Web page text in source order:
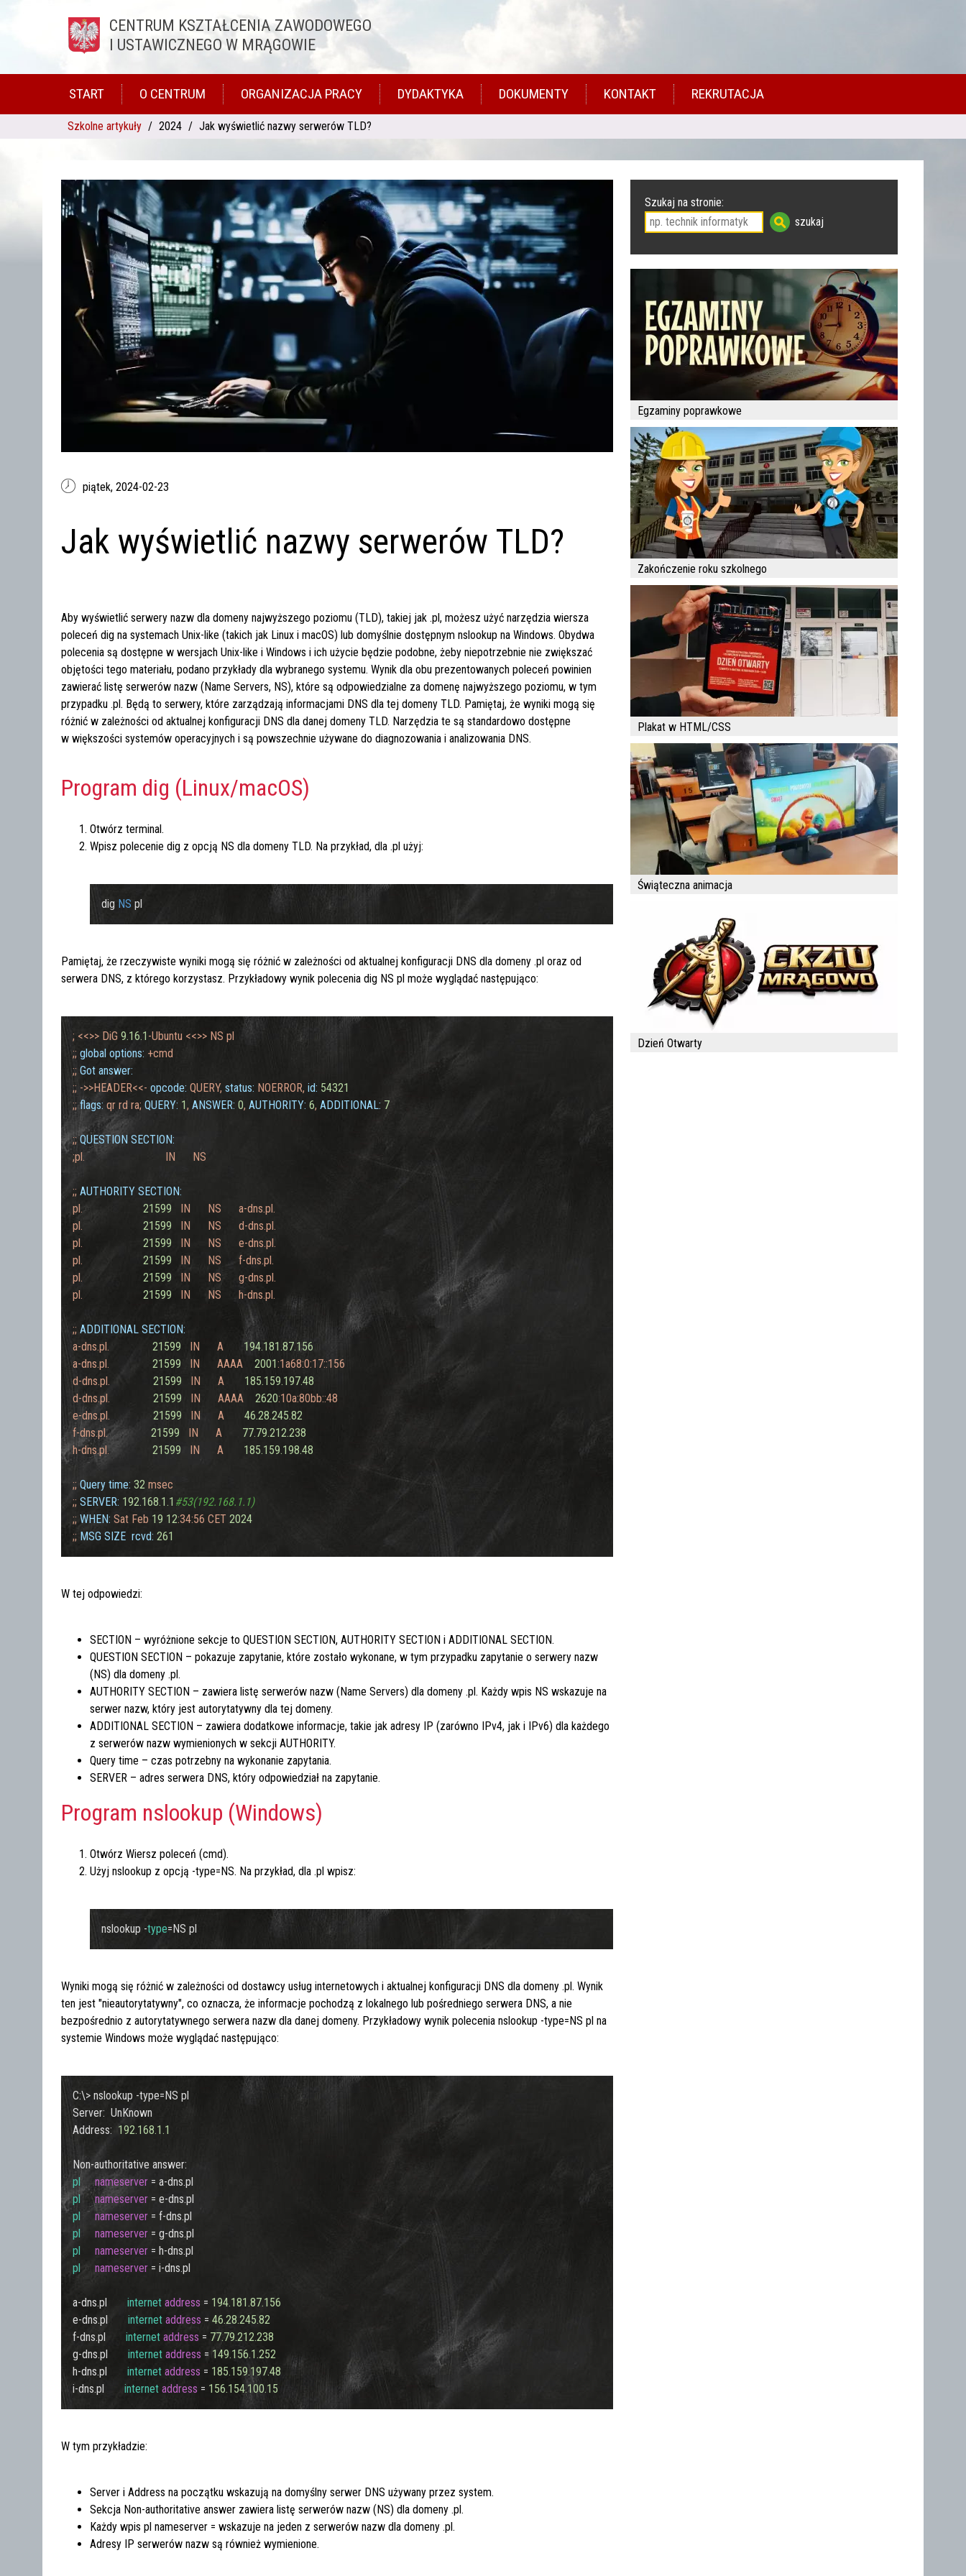
Przejdź do treści
CENTRUM KSZTAŁCENIA ZAWODOWEGO
I USTAWICZNEGO W MRĄGOWIE
START O CENTRUM ORGANIZACJA PRACY DYDAKTYKA DOKUMENTY KONTAKT REKRUTACJA
Szkolne artykuły 2024 Jak wyświetlić nazwy serwerów TLD?
piątek,2024-02-23
Jak wyświetlić nazwy serwerów TLD?
Aby wyświetlić serwery nazw dla domeny najwyższego poziomu (TLD), takiej jak.pl, możesz użyć narzędzia wiersza
poleceńdig na systemach Unix-like (takich jak Linux i macOS) lub domyślnie dostępnymnslookup na Windows. Obydwa
polecenia są dostępne w wersjach Unix-like i Windows i ich użycie będzie podobne, żeby niepotrzebnie nie zwiększać
objętości tego materiału, podano przykłady dla wybranego systemu. Wynik dla obu prezentowanych poleceń powinien
zawierać listę serwerów nazw (Name Servers, NS), które są odpowiedzialne za domenę najwyższego poziomu, w tym
przypadku.pl. Będą to serwery, które zarządzają informacjami DNS dla tej domeny TLD. Pamiętaj, że wyniki mogą się
różnić w zależności od aktualnej konfiguracji DNS dla danej domeny TLD. Narzędzia te są standardowo dostępne
w większości systemów operacyjnych i są powszechnie używane do diagnozowania i analizowania DNS.
Program dig (Linux/macOS)
Otwórz terminal.
Wpisz poleceniedig z opcją NS dla domeny TLD. Na przykład, dla.pl użyj:
dig NS
Pamiętaj, że rzeczywiste wyniki mogą się różnić w zależności od aktualnej konfiguracji DNS dla domeny.pl oraz od
serwera DNS, z którego korzystasz. Przykładowy wynik poleceniadig NS pl może wyglądać następująco:
; <<>> DiG 9.16.1 -Ubuntu <<>> NS pl
;; global options: +cmd
;; Got answer:
;; ->>HEADER<<- opcode: QUERY, status: NOERROR, id: 54321
;; flags: qr rd ra; QUERY: 1, ANSWER: 0, AUTHORITY: 6, ADDITIONAL: 7
;; QUESTION SECTION:
;pl.
IN NS
;; AUTHORITY SECTION:
pl.
21599 IN NS
a-dns.pl.
pl.
21599 IN NS
d-dns.pl.
pl.
21599 IN NS
e-dns.pl.
pl.
21599 IN NS
f-dns.pl.
pl.
21599 IN NS
g-dns.pl.
pl.
21599 IN NS h-dns.pl.
;; ADDITIONAL SECTION:
a-dns.pl.
21599 IN A 194.181.87.156
a-dns.pl.
21599 IN AAAA 2001:1a68:0:17::156
d-dns.pl.
21599 IN A 185.159.197.48
d-dns.pl.
21599 IN AAAA 2620:10a:80bb::48
e-dns.pl.
21599 IN A 46.28.245.82
f-dns.pl.
21599 IN A 77.79.212.238
h-dns.pl.
21599 IN A 185.159.198.48
;; Query time: 32 msec
;; SERVER: 192.168.1.1 #53(192.168.1.1)
;; WHEN: Sat Feb 19 12:34:56 CET 2024
;; MSG SIZE  rcvd: 261
W tej odpowiedzi:
SECTION – wyróżnione sekcje toQUESTION SECTION,AUTHORITY SECTION iADDITIONAL SECTION.
QUESTION SECTION – pokazuje zapytanie, które zostało wykonane, w tym przypadku zapytanie o serwery nazw
(NS) dla domeny.pl.
AUTHORITY SECTION – zawiera listę serwerów nazw (Name Servers) dla domeny.pl. Każdy wpis NS wskazuje na
serwer nazw, który jest autorytatywny dla tej domeny.
ADDITIONAL SECTION – zawiera dodatkowe informacje, takie jak adresy IP (zarówno IPv4, jak i IPv6) dla każdego
z serwerów nazw wymienionych w sekcji AUTHORITY.
Query time – czas potrzebny na wykonanie zapytania.
SERVER – adres serwera DNS, który odpowiedział na zapytanie.
Program nslookup (Windows)
Otwórz Wiersz poleceń (cmd).
Użyjnslookup z opcją -type=NS. Na przykład, dla.pl wpisz:
nslookup -type
Wyniki mogą się różnić w zależności od dostawcy usług internetowych i aktualnej konfiguracji DNS dla domeny.pl. Wynik
ten jest "nieautorytatywny", co oznacza, że informacje pochodzą z lokalnego lub pośredniego serwera DNS, a nie
bezpośrednio z autorytatywnego serwera nazw dla danej domeny. Przykładowy wynik polecenianslookup -type=NS pl na
systemie Windows może wyglądać następująco:
C:\> nslookup -type=NS pl
Server:  UnKnown
Address: 192.168.1.1
pl
nameserver =
pl
nameserver =
pl
nameserver =
pl
nameserver =
pl
nameserver =
pl
nameserver = i-dns.pl
a-dns.pl internet address = 194.181.87.156
e-dns.pl internet address = 46.28.245.82
f-dns.pl internet address = 77.79.212.238
g-dns.pl internet address = 149.156.1.252
h-dns.pl internet address = 185.159.197.48
i-dns.pl internet address = 156.154.100.15
W tym przykładzie:
Server iAddress na początku wskazują na domyślny serwer DNS używany przez system.
Sekcja Non-authoritative answer zawiera listę serwerów nazw (NS) dla domeny.pl.
Każdy wpispl nameserver = wskazuje na jeden z serwerów nazw dla domeny.pl.
Adresy IP serwerów nazw są również wymienione.
Szukaj na stronie:
Egzaminy poprawkowe
Zakończenie roku szkolnego
Plakat w HTML/CSS
Świąteczna animacja
Dzień Otwarty